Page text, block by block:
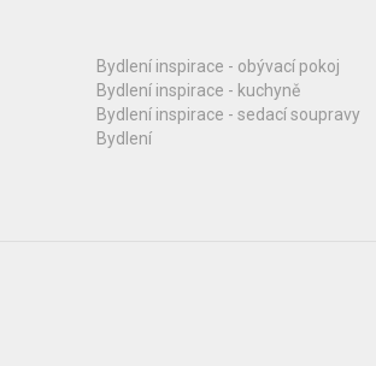
Bydlení inspirace - obývací pokoj
Bydlení inspirace - kuchyně
Bydlení inspirace - sedací soupravy
Bydlení